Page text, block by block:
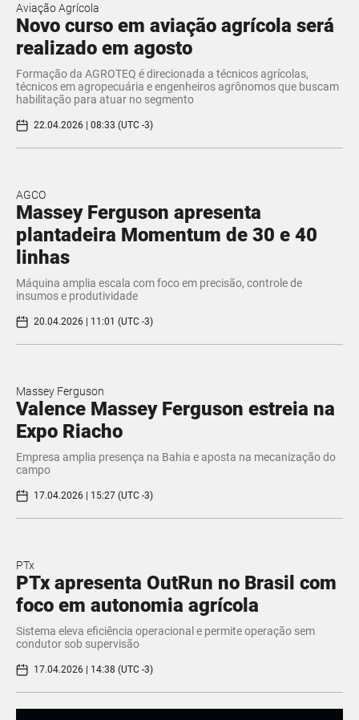
Aviação Agrícola
Novo curso em aviação agrícola será
realizado em agosto
Formação da AGROTEQ é direcionada a técnicos agrícolas,
técnicos em agropecuária e engenheiros agrônomos que buscam
habilitação para atuar no segmento
22.04.2026 | 08:33 (UTC -3)
AGCO
Massey Ferguson apresenta
plantadeira Momentum de 30 e 40
linhas
Máquina amplia escala com foco em precisão, controle de
insumos e produtividade
20.04.2026 | 11:01 (UTC -3)
Massey Ferguson
Valence Massey Ferguson estreia na
Expo Riacho
Empresa amplia presença na Bahia e aposta na mecanização do
campo
17.04.2026 | 15:27 (UTC -3)
PTx
PTx apresenta OutRun no Brasil com
foco em autonomia agrícola
Sistema eleva eficiência operacional e permite operação sem
condutor sob supervisão
17.04.2026 | 14:38 (UTC -3)